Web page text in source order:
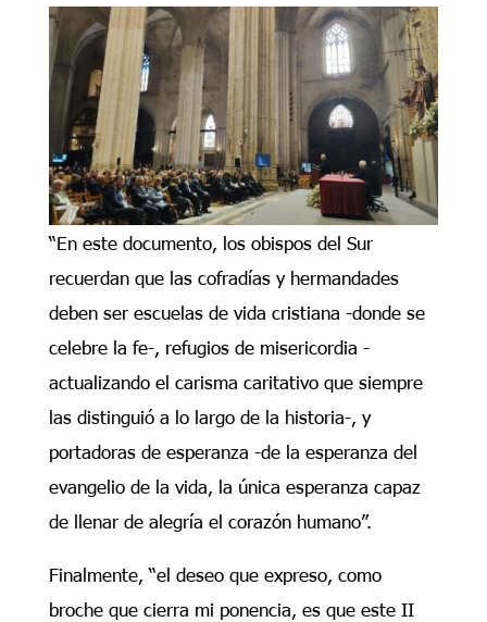
“En este documento, los obispos del Sur
recuerdan que las cofradías y hermandades
deben ser escuelas de vida cristiana -donde se
celebre la fe-, refugios de misericordia -
actualizando el carisma caritativo que siempre
las distinguió a lo largo de la historia-, y
portadoras de esperanza -de la esperanza del
evangelio de la vida, la única esperanza capaz
de llenar de alegría el corazón humano”.
Finalmente, “el deseo que expreso, como
broche que cierra mi ponencia, es que este II